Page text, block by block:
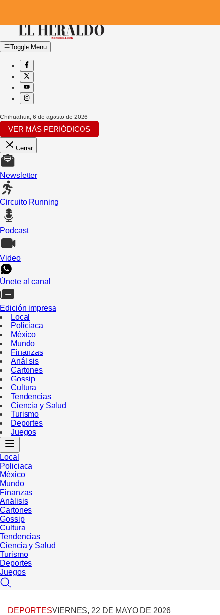
Toggle Menu
Chihuahua 6 de agosto de 2026
VER MÁS PERIÓDICOS
Cerrar
Newsletter
Circuito Running
Podcast
Video
Únete al canal
Edición impresa
Local
Policiaca
México
Mundo
Finanzas
Análisis
Cartones
Gossip
Cultura
Tendencias
Ciencia y Salud
Turismo
Deportes
Juegos
Local
Policiaca
México
Mundo
Finanzas
Análisis
Cartones
Gossip
Cultura
Tendencias
Ciencia y Salud
Turismo
Deportes
Juegos
DEPORTESVIERNES, 22 DE MAYO DE 2026